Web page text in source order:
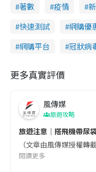
著數 疫情
快速測試
網購優
網購平台
冠狀病
更多真實評價
風傳媒
旅遊攻略
旅遊注意｜搭飛機帶尿
（文章由風傳媒授權
閱讀更多